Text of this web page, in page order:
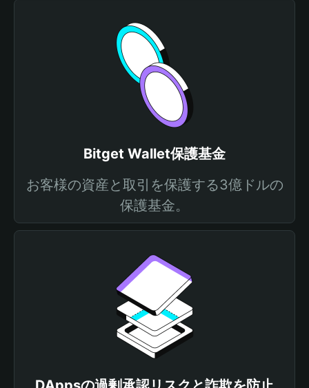
Bitget Wallet保護基金
お客様の資産と取引を保護する3億ドルの
保護基金。